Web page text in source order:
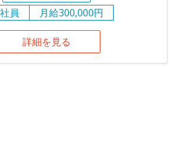
員
月給300,000円
詳細を見る